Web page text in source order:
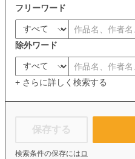
フリーワード
除外ワード
+ さらに詳しく検索する
保存する
検索条件の保存には ロ